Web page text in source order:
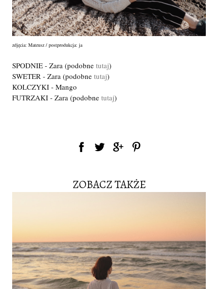
zdjęcia: Mateusz / postprodukcja: ja
SPODNIE - Zara (podobne tutaj)
SWETER - Zara (podobne tutaj)
KOLCZYKI - Mango
FUTRZAKI - Zara (podobne tutaj)
ZOBACZ TAKŻE